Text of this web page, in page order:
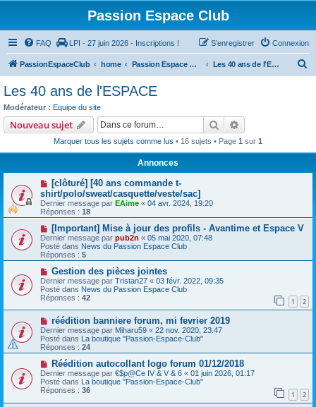
Passion Espace Club
FAQ LPI - 27 juin 2026 - Inscriptions ! Connexion
S’enregistrer
PassionEspaceClub home Passion Espace Club Les 40 ans de l'ESPACE
r
Les 40 ans de l'ESPACE
Modérateur : Equipe du site
Nouveau sujet Rechercher
Marquer tous les sujets comme lus • 16 sujets • Page 1 sur 1
Annonces
[clôturé] [40 ans commande t-
shirt/polo/sweat/casquette/veste/sac]
Dernier message par EAime « 04 avr. 2024, 19:20
Réponses : 18
[Important] Mise à jour des profils - Avantime et Espace V
Dernier message par pub2n « 05 mai 2020, 07:48
Posté dans News du Passion Espace Club
Réponses : 5
Gestion des pièces jointes
Dernier message par Tristan27 « 03 févr. 2022, 09:35
Posté dans News du Passion Espace Club
Réponses : 42 1 2
réédition banniere forum, mi fevrier 2019
Dernier message par Miharu59 « 22 nov. 2020, 23:47
Posté dans La boutique "Passion-Espace-Club"
Réponses : 24
Réédition autocollant logo forum 01/12/2018
Dernier message par €$p@Ce IV & V & 6 « 01 juin 2026, 01:17
Posté dans La boutique "Passion-Espace-Club"
Réponses : 36 1 2